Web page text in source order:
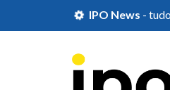
IPO News -